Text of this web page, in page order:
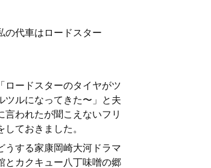
の代車はロードスター
「ロードスターのタイヤがツ
ツルになってきた〜」と夫
言われたが聞こえないフリ
しておきました。
うする家康岡崎大河ドラマ
とカクキュー八丁味噌の郷